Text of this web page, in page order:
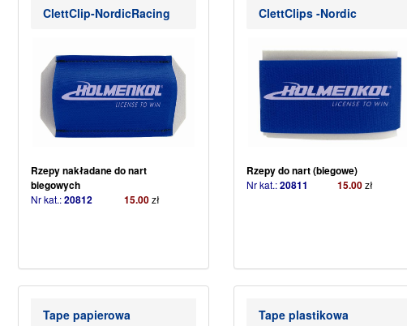
rowerowych, gogli narciarskich,
okularów przeciwsłonecznych i
(więcej…)
ClettClip-NordicRacing
Rzepy nakładane do nart
biegowych
Nr kat.:20812 15.00zł
ClettClips -Nordic
Rzepy do nart (biegowe)
Nr kat.:20811 15.00zł
Tape papierowa Tape plastikowa